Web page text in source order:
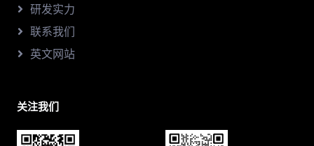
研发实力
联系我们
英文网站
关注我们